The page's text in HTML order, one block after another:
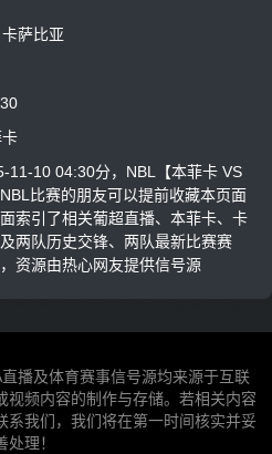
萨比亚
11-10 04:30分，NBL【本菲卡 VS
比赛的朋友可以提前收藏本页面
索引了相关葡超直播、本菲卡、卡
两队历史交锋、两队最新比赛赛
资源由热心网友提供信号源
播及体育赛事信号源均来源于互联
视频内容的制作与存储。若相关内容
系我们，我们将在第一时间核实并妥
处理！